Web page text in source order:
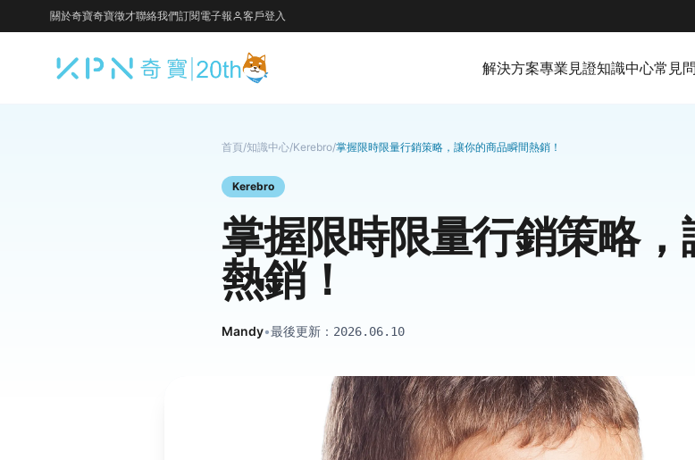
關於奇寶奇寶徵才聯絡我們訂閱電子報 客戶登入
解決方案專業見證知識中心常見
首頁/知識中心/Kerebro/掌握限時限量行銷策略，讓你的商品瞬間熱銷！
Kerebro
掌握限時限量行銷策略
熱銷！
Mandy•最後更新： 2026.06.10